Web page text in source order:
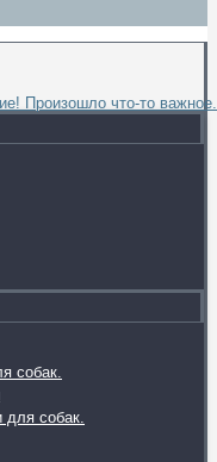
собак.
для собак.